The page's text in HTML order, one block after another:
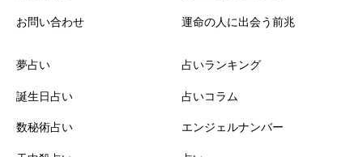
お問い合わせ 運命の人に出会う前兆
夢占い
誕生日占い
数秘術占い
占いランキング
占いコラム
エンジェルナンバー